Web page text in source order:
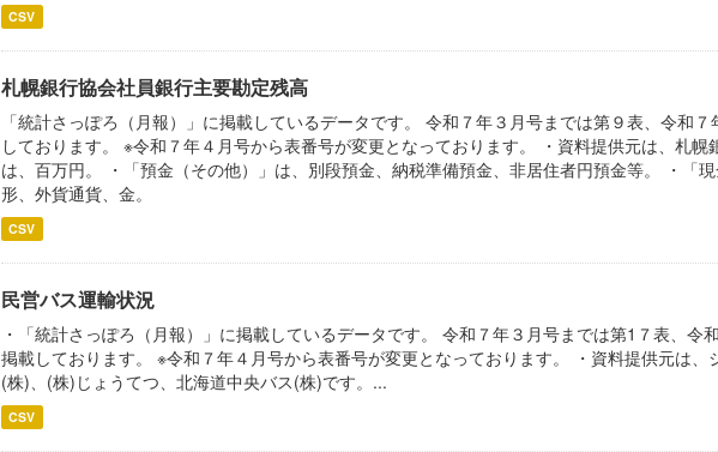
CSV
札幌銀行協会社員銀行主要勘定残高
「統計さっぽろ（月報）」に掲載しているデータです。 令和７年３月号までは第９表、令和
しております。 ※令和７年４月号から表番号が変更となっております。 ・資料提供元は、札幌
は、百万円。 ・「預金（その他）」は、別段預金、納税準備預金、非居住者円預金等。 ・「
形、外貨通貨、金。
CSV
民営バス運輸状況
・「統計さっぽろ（月報）」に掲載しているデータです。 令和７年３月号までは第1７表、令
掲載しております。 ※令和７年４月号から表番号が変更となっております。 ・資料提供元は、
(株)、(株)じょうてつ、北海道中央バス(株)です。...
CSV